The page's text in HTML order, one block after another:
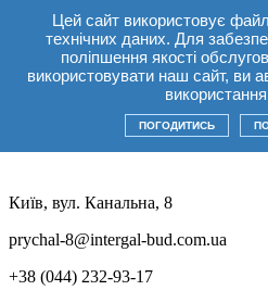
Цей сайт використовує
технічних даних. Для
поліпшення якості
використовувати наш сайт, ви
ПОГОДИТИСЬ
Акції +38(044) 232 93 17
Київ, вул. Канальна, 8
prychal-8@intergal-bud.com.ua
+38 (044) 232-93-17